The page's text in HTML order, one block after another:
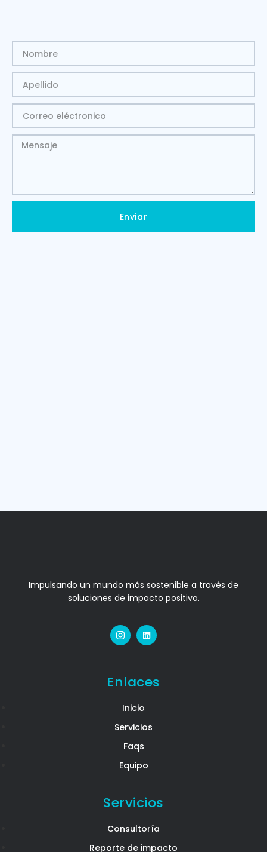
Enviar
Impulsando un mundo más sostenible a través de
soluciones de impacto positivo.
Enlaces
Inicio
Servicios
Faqs
Equipo
Servicios
Consultoría
Reporte de impacto